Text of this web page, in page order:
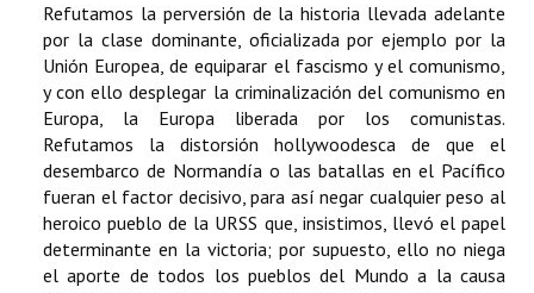
Refutamos la perversión de la historia llevada adelante
por la clase dominante, oficializada por ejemplo por la
Unión Europea, de equiparar el fascismo y el comunismo,
y con ello desplegar la criminalización del comunismo en
Europa, la Europa liberada por los comunistas.
Refutamos la distorsión hollywoodesca de que el
desembarco de Normandía o las batallas en el Pacífico
fueran el factor decisivo, para así negar cualquier peso al
heroico pueblo de la URSS que, insistimos, llevó el papel
determinante en la victoria; por supuesto, ello no niega
el aporte de todos los pueblos del Mundo a la causa